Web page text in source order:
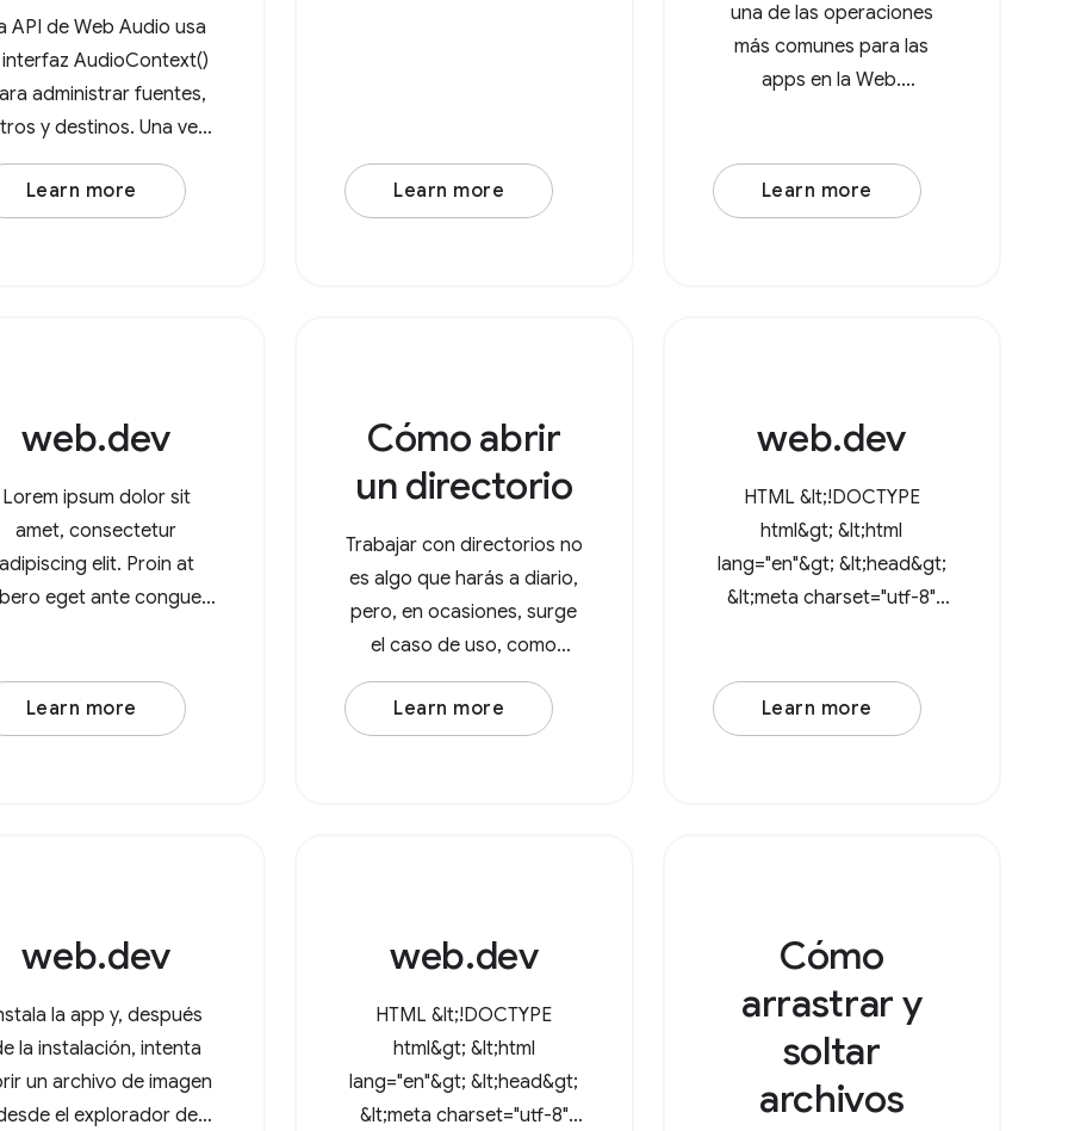
API de Web Audio usa
interfaz AudioContext()
administrar fuentes,
y destinos. Una vez
que creaste un nuevo
AudioContext(), crea un
Learn more Learn more
una de las operaciones
más comunes para las
apps en la Web.
archivo, realizar algunos
cambios y, luego, volver a
Learn more
web.dev
Lorem ipsum dolor sit
amet, consectetur
adipiscing elit. Proin at
eget ante congue
et posuere eu,
sed lorem. Lorem
Learn more
Cómo abrir
un directorio
Trabajar con directorios no
es algo que harás a diario,
pero, en ocasiones, surge
el caso de uso, como
querer procesar todas las
imágenes de un directorio.
Learn more
web.dev
HTML &lt;!DOCTYPE
html&gt; &lt;html
lang="en"&gt; &lt;head&gt;
&lt;meta charset="utf-8"
content="width=device-
width, initial-scale=1" /&gt;
Learn more
web.dev
la app y, después
la instalación, intenta
un archivo de imagen
el explorador de
web.dev
HTML &lt;!DOCTYPE
html&gt; &lt;html
lang="en"&gt; &lt;head&gt;
&lt;meta charset="utf-8"
Cómo
arrastrar y
soltar
archivos